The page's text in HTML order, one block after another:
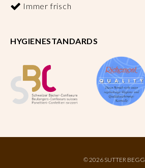
Immer frisch
HYGIENESTANDARDS
© 2026 SUTTER BEGG